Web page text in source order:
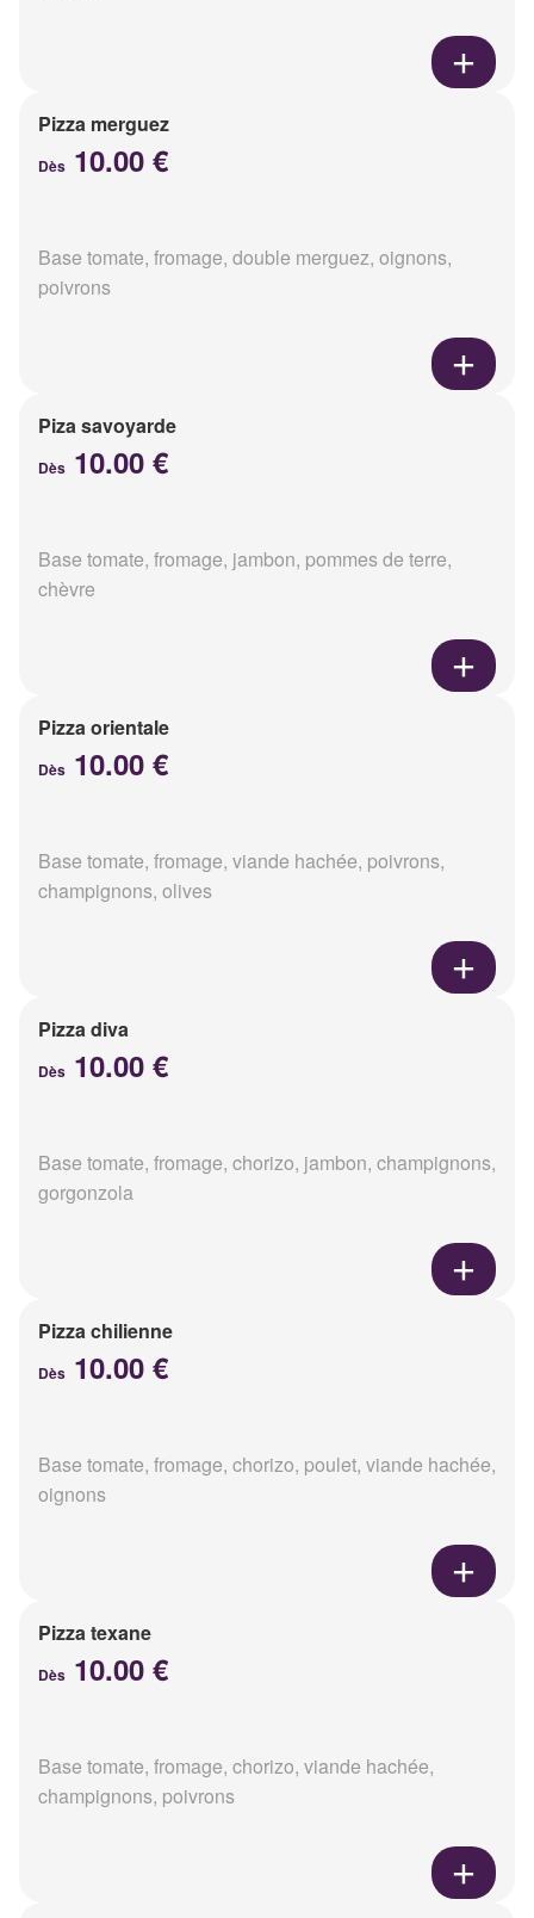
Pizza merguez
Dès 10.00 €
Base tomate, fromage, double merguez, oignons,
poivrons
Piza savoyarde
Dès 10.00 €
Base tomate, fromage, jambon, pommes de terre,
chèvre
Pizza orientale
Dès 10.00 €
Base tomate, fromage, viande hachée, poivrons,
champignons, olives
Pizza diva
Dès 10.00 €
Base tomate, fromage, chorizo, jambon, champignons,
gorgonzola
Pizza chilienne
Dès 10.00 €
Base tomate, fromage, chorizo, poulet, viande hachée,
oignons
Pizza texane
Dès 10.00 €
Base tomate, fromage, chorizo, viande hachée,
champignons, poivrons